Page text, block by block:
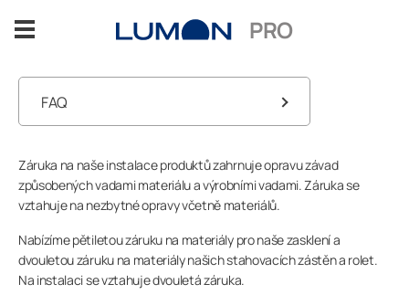
na
PRO
Řešení zasklení
Výhody
Oblasti použití
Reference
FAQ
FAQ Zasklení teras
Uživatelské příručky
Záruka na naše instalace produktů zahrnuje opravu závad
způsobených vadami materiálu a výrobními vadami. Záruka se
vztahuje na nezbytné opravy včetně materiálů.
Nabízíme pětiletou záruku na materiály pro naše zasklení a
dvouletou záruku na materiály našich stahovacích zástěn a rolet.
Na instalaci se vztahuje dvouletá záruka.